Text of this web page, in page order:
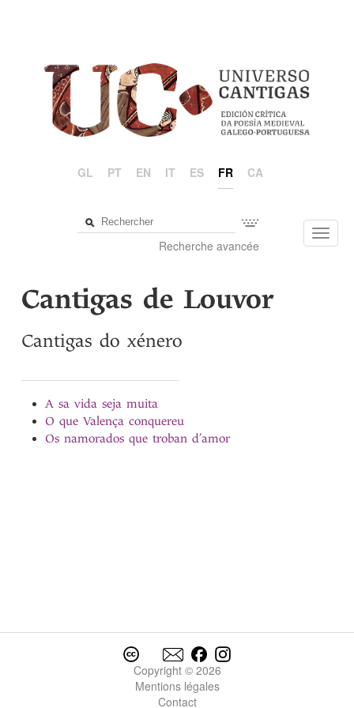
GL PT EN IT ES FR CA
Recherche avancée
Cantigas de Louvor
Cantigas do xénero
A sa vida seja muita
O que Valença conquereu
Os namorados que troban d’amor
Copyright © 2026
Mentions légales
Contact